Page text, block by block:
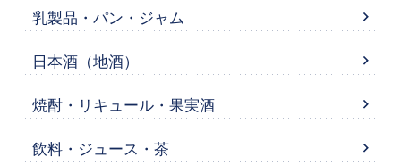
乳製品・パン・ジャム
日本酒（地酒）
焼酎・リキュール・果実酒
飲料・ジュース・茶